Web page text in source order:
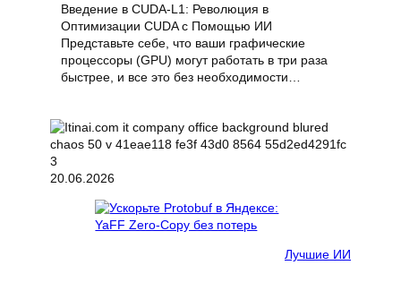
Введение в CUDA-L1: Революция в
Оптимизации CUDA с Помощью ИИ
Представьте себе, что ваши графические
процессоры (GPU) могут работать в три раза
быстрее, и все это без необходимости…
20.06.2026
Лучшие ИИ